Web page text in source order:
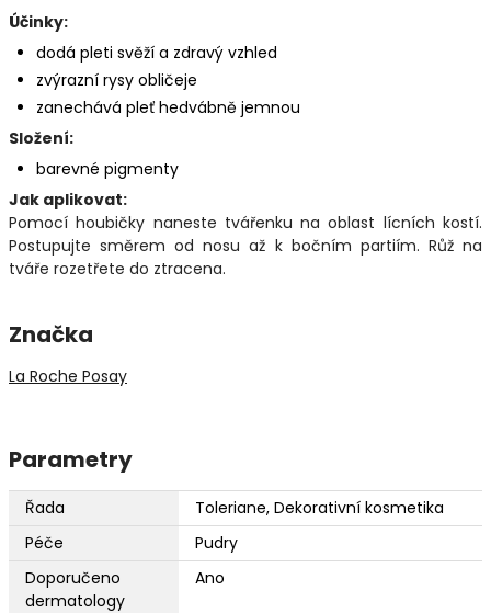
Účinky:
dodá pleti svěží a zdravý vzhled
zvýrazní rysy obličeje
zanechává pleť hedvábně jemnou
Složení:
barevné pigmenty
Jak aplikovat:
Pomocí houbičky naneste tvářenku na oblast lícních kostí.
Postupujte směrem od nosu až k bočním partiím. Růž na
tváře rozetřete do ztracena.
Značka
La Roche Posay
Parametry
Řada
Toleriane, Dekorativní kosmetika
Péče
Pudry
Doporučeno
dermatology
Ano